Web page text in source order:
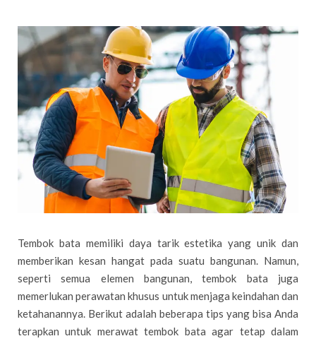
Tembok bata memiliki daya tarik estetika yang unik dan
memberikan kesan hangat pada suatu bangunan. Namun,
seperti semua elemen bangunan, tembok bata juga
memerlukan perawatan khusus untuk menjaga keindahan dan
ketahanannya. Berikut adalah beberapa tips yang bisa Anda
terapkan untuk merawat tembok bata agar tetap dalam